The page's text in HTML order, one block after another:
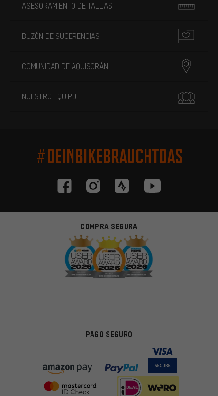
ASESORAMIENTO DE TALLAS
BUZÓN DE SUGERENCIAS
COMUNIDAD DE AQUISGRÁN
NUESTRO EQUIPO
#DEINBIKEBRAUCHTDAS
COMPRA SEGURA
PAGO SEGURO